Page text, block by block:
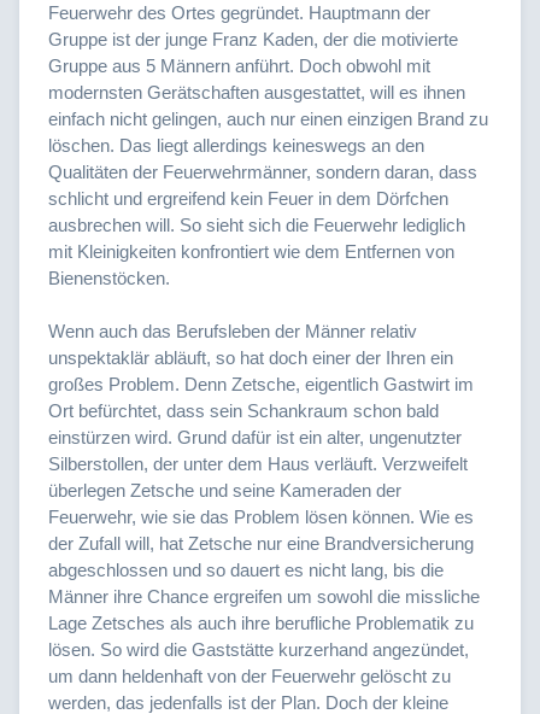
Feuerwehr des Ortes gegründet. Hauptmann der
Gruppe ist der junge Franz Kaden, der die motivierte
Gruppe aus 5 Männern anführt. Doch obwohl mit
modernsten Gerätschaften ausgestattet, will es ihnen
einfach nicht gelingen, auch nur einen einzigen Brand zu
löschen. Das liegt allerdings keineswegs an den
Qualitäten der Feuerwehrmänner, sondern daran, dass
schlicht und ergreifend kein Feuer in dem Dörfchen
ausbrechen will. So sieht sich die Feuerwehr lediglich
mit Kleinigkeiten konfrontiert wie dem Entfernen von
Bienenstöcken.
Wenn auch das Berufsleben der Männer relativ
unspektaklär abläuft, so hat doch einer der Ihren ein
großes Problem. Denn Zetsche, eigentlich Gastwirt im
Ort befürchtet, dass sein Schankraum schon bald
einstürzen wird. Grund dafür ist ein alter, ungenutzter
Silberstollen, der unter dem Haus verläuft. Verzweifelt
überlegen Zetsche und seine Kameraden der
Feuerwehr, wie sie das Problem lösen können. Wie es
der Zufall will, hat Zetsche nur eine Brandversicherung
abgeschlossen und so dauert es nicht lang, bis die
Männer ihre Chance ergreifen um sowohl die missliche
Lage Zetsches als auch ihre berufliche Problematik zu
lösen. So wird die Gaststätte kurzerhand angezündet,
um dann heldenhaft von der Feuerwehr gelöscht zu
werden, das jedenfalls ist der Plan. Doch der kleine